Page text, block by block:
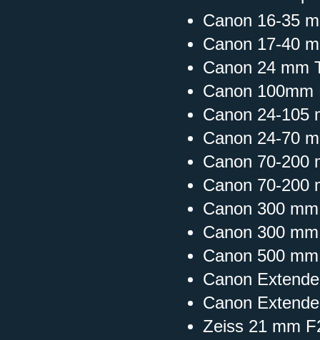
Canon 16-35
Canon 17-40
Canon 24 mm
Canon
Canon 24-105
Canon 24-70
Canon 70-200
Canon 70-200
Canon 300
Canon 300
Canon 500
Canon
Canon
Zeiss 21 mm